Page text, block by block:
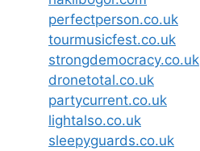
perfectperson.co.uk
tourmusicfest.co.uk
strongdemocracy.co.uk
dronetotal.co.uk
partycurrent.co.uk
lightalso.co.uk
sleepyguards.co.uk